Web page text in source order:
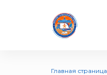
Главная страница